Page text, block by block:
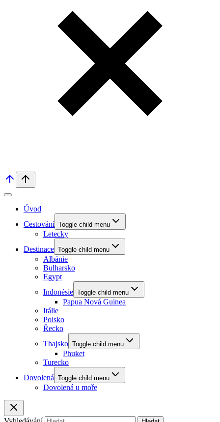
Úvod
Cestování Toggle child menu
Letecky
Destinace Toggle child menu
Albánie
Bulharsko
Egypt
Indonésie Toggle child menu
Papua Nová Guinea
Itálie
Polsko
Řecko
Thajsko Toggle child menu
Phuket
Turecko
Dovolená Toggle child menu
Dovolená u moře